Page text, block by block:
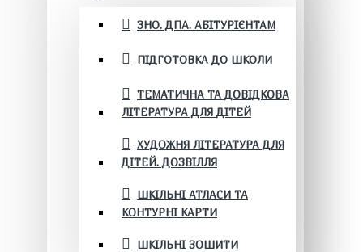
ЗНО. ДПА. АБІТУРІЄНТАМ
ПІДГОТОВКА ДО ШКОЛИ
ТЕМАТИЧНА ТА ДОВІДКОВА
ЛІТЕРАТУРА ДЛЯ ДІТЕЙ
ХУДОЖНЯ ЛІТЕРАТУРА ДЛЯ
ДІТЕЙ. ДОЗВІЛЛЯ
ШКІЛЬНІ АТЛАСИ ТА
КОНТУРНІ КАРТИ
ШКІЛЬНІ ЗОШИТИ